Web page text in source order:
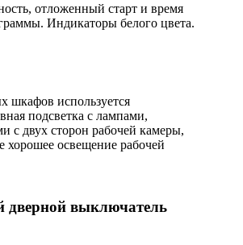
отложенный старт и время
Индикаторы белого цвета.
шкафов используется
подсветка с лампами,
с двух сторон рабочей камеры,
хорошее освещение рабочей
дверной выключатель